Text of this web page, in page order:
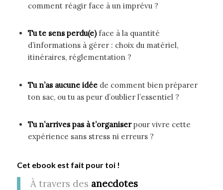
comment réagir face à un imprévu ?
Tu te sens perdu(e)face à la quantité
d’informations à gérer : choix du matériel,
itinéraires, réglementation ?
Tu n’as aucune idéede comment bien préparer
ton sac, ou tu as peur d’oublier l’essentiel ?
Tu n’arrives pas à t’organiserpour vivre cette
expérience sans stress ni erreurs ?
Cet ebook est fait pour toi !
À travers des anecdotes